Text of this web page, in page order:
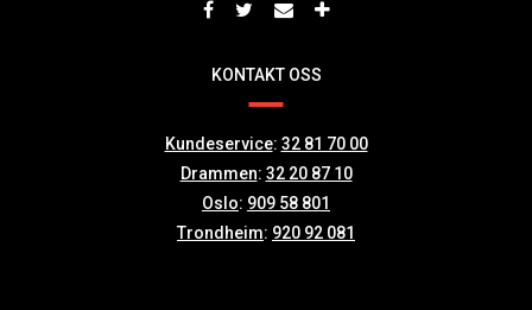
KONTAKT OSS
Kundeservice: 32 81 70 00
Drammen: 32 20 87 10
Oslo: 909 58 801
Trondheim: 920 92 081